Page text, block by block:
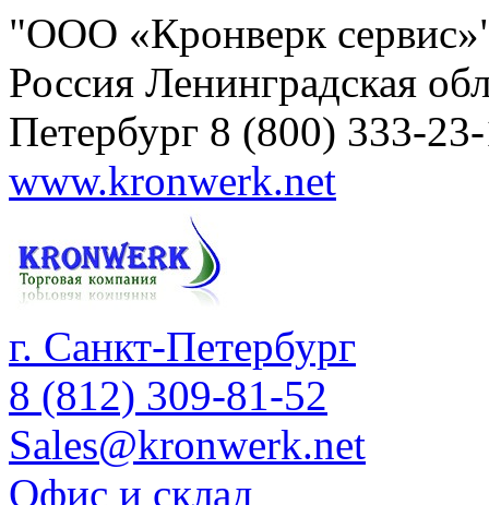
"ООО «Кронверк
Россия Ленинградская
Петербург 8 (800) 333-
www.kronwerk.net
г. Санкт-Петербург
8 (812) 309-81-52
Sales@kronwerk.net
Офис и склад